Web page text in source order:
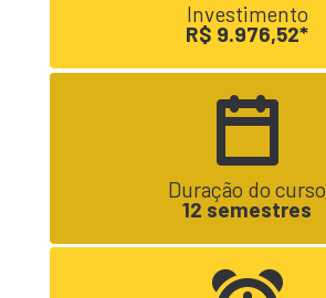
Investimento
R$ 9.976,52*
Duração do curso
12 semestres